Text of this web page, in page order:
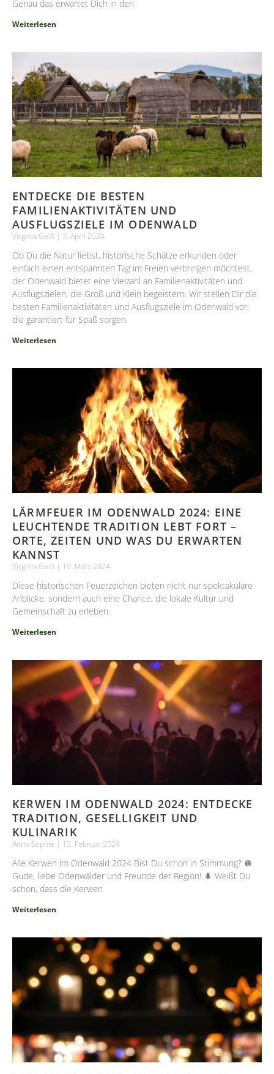
Genau das erwartet Dich in den
Weiterlesen
ENTDECKE DIE BESTEN
FAMILIENAKTIVITÄTEN UND
AUSFLUGSZIELE IM ODENWALD
Virginia Geiß 3. April 2024
Ob Du die Natur liebst, historische Schätze erkunden oder
einfach einen entspannten Tag im Freien verbringen möchtest,
der Odenwald bietet eine Vielzahl an Familienaktivitäten und
Ausflugszielen, die Groß und Klein begeistern. Wir stellen Dir die
besten Familienaktivitäten und Ausflugsziele im Odenwald vor,
die garantiert für Spaß sorgen.
Weiterlesen
LÄRMFEUER IM ODENWALD 2024: EINE
LEUCHTENDE TRADITION LEBT FORT –
ORTE, ZEITEN UND WAS DU ERWARTEN
KANNST
Virginia Geiß 19. März 2024
Diese historischen Feuerzeichen bieten nicht nur spektakuläre
Anblicke, sondern auch eine Chance, die lokale Kultur und
Gemeinschaft zu erleben.
Weiterlesen
KERWEN IM ODENWALD 2024: ENTDECKE
TRADITION, GESELLIGKEIT UND
KULINARIK
Anna-Sophie 12. Februar 2024
Alle Kerwen im Odenwald 2024 Bist Du schon in Stimmung? 🪩
Gude, liebe Odenwälder und Freunde der Region! 🌲 Weißt Du
schon, dass die Kerwen
Weiterlesen